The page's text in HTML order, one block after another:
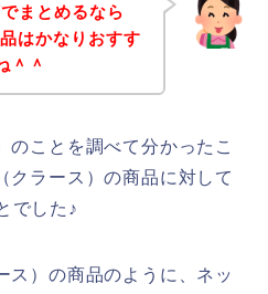
まとめるなら
はかなりおすす
＾＾
ことを調べて分かったこ
クラース）の商品に対して
でした♪
ス）の商品のように、ネッ